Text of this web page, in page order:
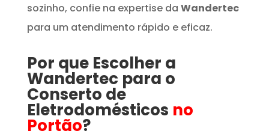
sozinho, confie na expertise da Wandertec
para um atendimento rápido e eficaz.
Por que Escolher a
Wandertec para o
Conserto de
Eletrodomésticos no
Portão?